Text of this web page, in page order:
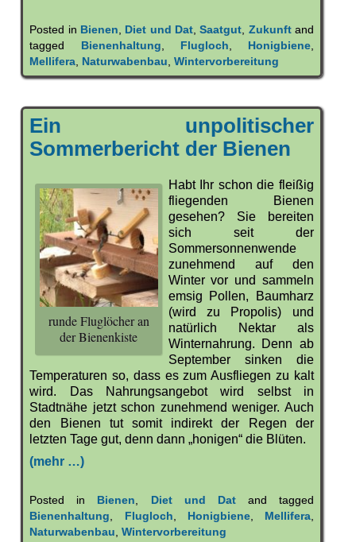
Posted in Bienen Diet und Dat,Saatgut Zukunftand
tagged Bienenhaltung Flugloch Honigbiene,
Mellifera Naturwabenbau ,Wintervorbereitung
Ein unpolitischer
Sommerbericht der Bienen
runde Fluglöcher an
der Bienenkiste
Habt Ihr schon die fleißig
fliegenden Bienen
gesehen? Sie bereiten
sich seit der
Sommersonnenwende
zunehmend auf den
Winter vor und sammeln
emsig Pollen, Baumharz
(wird zu Propolis) und
natürlich Nektar als
Winternahrung. Denn ab
September sinken die
Temperaturen so, dass es zum Ausfliegen zu kalt
wird. Das Nahrungsangebot wird selbst in
Stadtnähe jetzt schon zunehmend weniger. Auch
den Bienen tut somit indirekt der Regen der
letzten Tage gut, denn dann „honigen“ die Blüten.
(mehr …)
Posted in Bienen, Diet und Datand tagged
Bienenhaltung, Flugloch, Honigbiene, Mellifera,
Naturwabenbau,Wintervorbereitung